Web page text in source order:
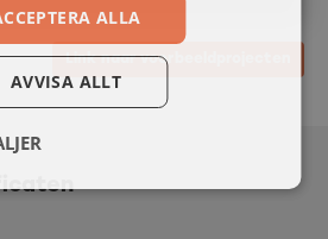
Link naar voorbeeldprojecten
ALLA
AVVISA ALLT